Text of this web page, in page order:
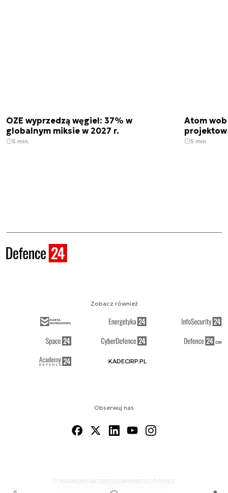
OZE wyprzedzą węgiel: 37% w
globalnym miksie w 2027 r.
5 min.
Atom
5 min.
Obserwuj nas
O NAS KONTAKTREGULAMINRSS COOKIES
Zobacz również
KADECIRP.PL